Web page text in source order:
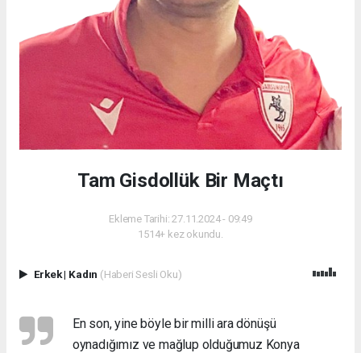
Tam Gisdollük Bir Maçtı
Ekleme Tarihi: 27.11.2024 - 09:49
1514+ kez okundu.
Erkek| Kadın (Haberi Sesli Oku)
En son, yine böyle bir milli ara dönüşü
oynadığımız ve mağlup olduğumuz Konya